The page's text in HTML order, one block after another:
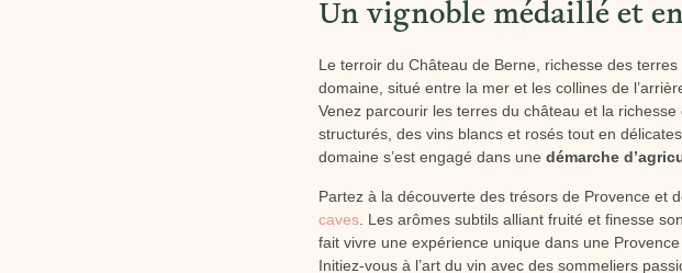
Un vignoble médaillé et
Le terroir du Château de Berne, richesse des
domaine, situé entre la mer et les collines de
Venez parcourir les terres du château et la
structurés, des vins blancs et rosés tout en
domaine s’est engagé dans une démarche
Partez à la découverte des trésors de Provence et
caves. Les arômes subtils alliant fruité et finesse
fait vivre une expérience unique dans une
Initiez-vous à l’art du vin avec des sommeliers